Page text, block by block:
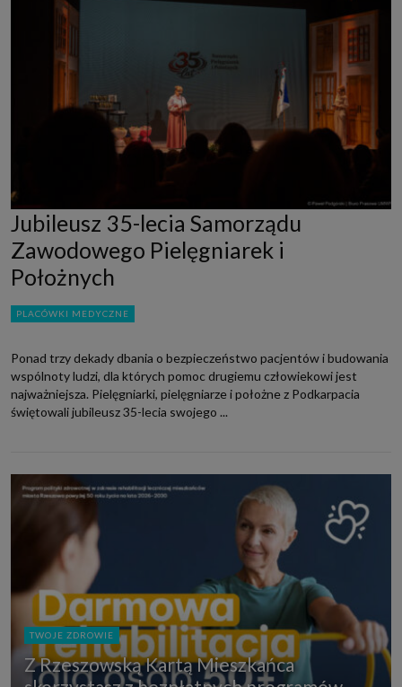
Jubileusz 35-lecia Samorządu
Zawodowego Pielęgniarek i
Położnych
PLACÓWKI MEDYCZNE
Ponad trzy dekady dbania o bezpieczeństwo pacjentów i budowania
wspólnoty ludzi, dla których pomoc drugiemu człowiekowi jest
najważniejsza. Pielęgniarki, pielęgniarze i położne z Podkarpacia
świętowali jubileusz 35-lecia swojego ...
TWOJE ZDROWIE
Z Rzeszowską Kartą Mieszkańca